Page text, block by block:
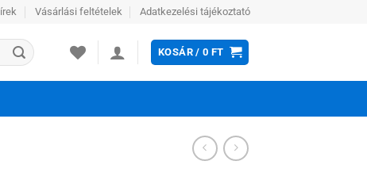
Vásárlási feltételek Adatkezelési tájékoztató
KOSÁR /0 FT